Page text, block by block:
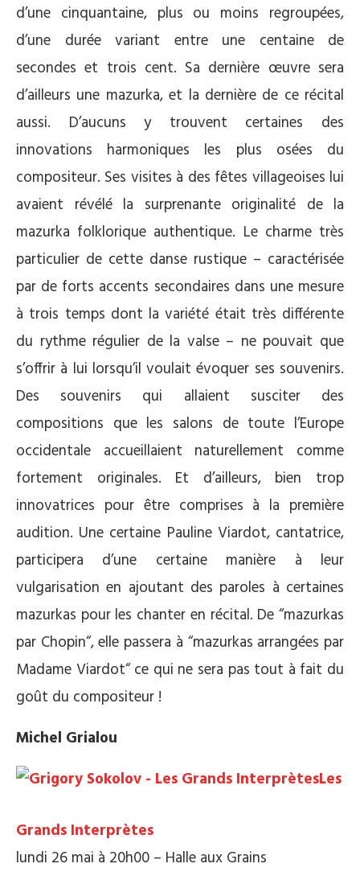
d’une cinquantaine, plus ou moins regroupées,
d’une durée variant entre une centaine de
secondes et trois cent. Sa dernière œuvre sera
d’ailleurs une mazurka, et la dernière de ce récital
aussi. D’aucuns y trouvent certaines des
innovations harmoniques les plus osées du
compositeur. Ses visites à des fêtes villageoises lui
avaient révélé la surprenante originalité de la
mazurka folklorique authentique. Le charme très
particulier de cette danse rustique – caractérisée
par de forts accents secondaires dans une mesure
à trois temps dont la variété était très différente
du rythme régulier de la valse – ne pouvait que
s’offrir à lui lorsqu’il voulait évoquer ses souvenirs.
Des souvenirs qui allaient susciter des
compositions que les salons de toute l’Europe
occidentale accueillaient naturellement comme
fortement originales. Et d’ailleurs, bien trop
innovatrices pour être comprises à la première
audition. Une certaine Pauline Viardot, cantatrice,
participera d’une certaine manière à leur
vulgarisation en ajoutant des paroles à certaines
mazurkas pour les chanter en récital. De “mazurkas
par Chopin“, elle passera à “mazurkas arrangées par
Madame Viardot“ ce qui ne sera pas tout à fait du
goût du compositeur !
Michel Grialou
Les
Grands Interprètes
lundi 26 mai à 20h00 – Halle aux Grains